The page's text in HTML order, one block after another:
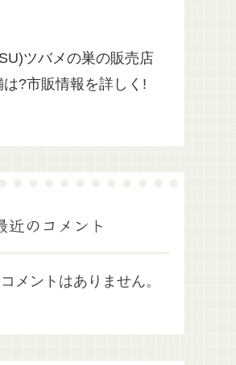
ツバメの巣の販売店
?市販情報を詳しく!
近のコメント
メントはありません。